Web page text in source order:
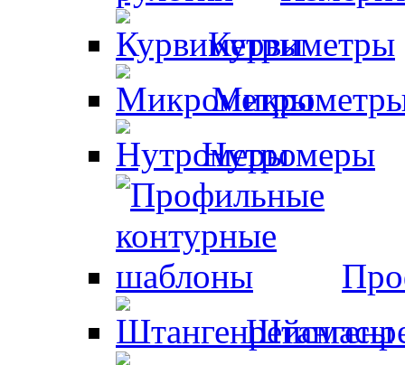
Курвиметры
Нутромеры